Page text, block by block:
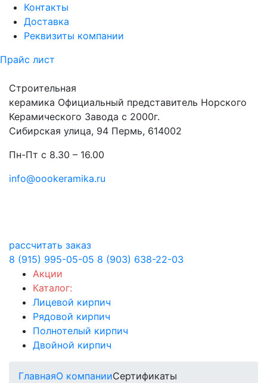
Контакты
Доставка
Реквизиты компании
Прайс лист
Строительная
керамика Официальный представитель Норского
Керамического Завода с 2000г.
Сибирская улица, 94 Пермь, 614002
Пн-Пт с 8.30 – 16.00
info@oookeramika.ru
рассчитать заказ
8 (915) 995-05-05 8 (903) 638-22-03
Акции
Каталог:
Лицевой кирпич
Рядовой кирпич
Полнотелый кирпич
Двойной кирпич
ГлавнаяО компанииСертификаты